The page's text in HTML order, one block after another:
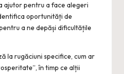
ajutor pentru a face alegeri
oportunități de
a ne depăși dificultățile
la rugăciuni specifice, cum ar
în timp ce alții